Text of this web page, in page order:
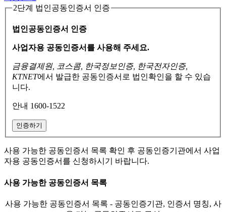
2단계 법인공동인증서 인증
법인공동인증서 인증
사업자용 공동인증서를 사용해 주세요.
금융결제원, 코스콤, 한국정보인증, 한국전자인증,
KTNET에서 발급한 공동인증서로 법인확인을 할 수 있습
니다.
안내 1600-1522
인증하기
사용 가능한 공동인증서 목록 확인 후 공동인증기관에서 사업
자용 공동인증서를 신청하시기 바랍니다.
사용 가능한 공동인증서 목록
사용 가능한 공동인증서 목록 - 공동인증기관, 인증서 명칭, 사